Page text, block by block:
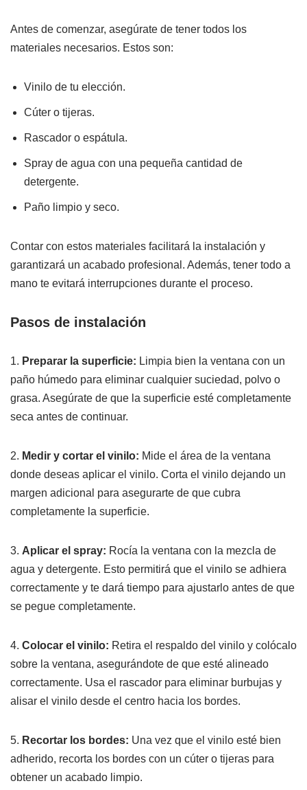
Antes de comenzar, asegúrate de tener todos los
materiales necesarios. Estos son:
Vinilo de tu elección.
Cúter o tijeras.
Rascador o espátula.
Spray de agua con una pequeña cantidad de
detergente.
Paño limpio y seco.
Contar con estos materiales facilitará la instalación y
garantizará un acabado profesional. Además, tener todo a
mano te evitará interrupciones durante el proceso.
Pasos de instalación
1. Preparar la superficie: Limpia bien la ventana con un
paño húmedo para eliminar cualquier suciedad, polvo o
grasa. Asegúrate de que la superficie esté completamente
seca antes de continuar.
2. Medir y cortar el vinilo: Mide el área de la ventana
donde deseas aplicar el vinilo. Corta el vinilo dejando un
margen adicional para asegurarte de que cubra
completamente la superficie.
3. Aplicar el spray: Rocía la ventana con la mezcla de
agua y detergente. Esto permitirá que el vinilo se adhiera
correctamente y te dará tiempo para ajustarlo antes de que
se pegue completamente.
4. Colocar el vinilo: Retira el respaldo del vinilo y colócalo
sobre la ventana, asegurándote de que esté alineado
correctamente. Usa el rascador para eliminar burbujas y
alisar el vinilo desde el centro hacia los bordes.
5. Recortar los bordes: Una vez que el vinilo esté bien
adherido, recorta los bordes con un cúter o tijeras para
obtener un acabado limpio.